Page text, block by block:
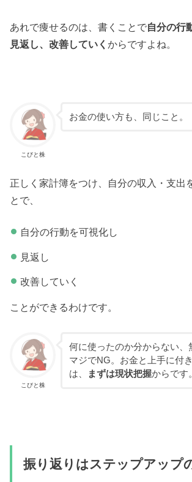
あれで痩せるのは、書くことで自分の行
見返し、改善していくからですよね。
こびと株
お金の使い方も、同じこと。
正しく家計簿をつけ、自分の収入・支出
とで、
自分の行動を可視化し
見返し
改善していく
ことができるわけです。
こびと株
何に使ったのか分からない、
マジでNG。お金と上手に付
は、
まずは現状把握からです。
振り返りはステップアップ